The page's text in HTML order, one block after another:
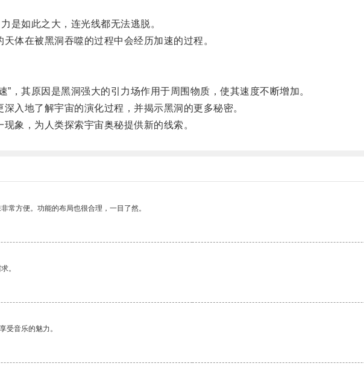
如此之大，连光线都无法逃脱。
在被黑洞吞噬的过程中会经历加速的过程。
其原因是黑洞强大的引力场作用于周围物质，使其速度不断增加。
地了解宇宙的演化过程，并揭示黑洞的更多秘密。
，为人类探索宇宙奥秘提供新的线索。
常方便。功能的布局也很合理，一目了然。
。
受音乐的魅力。